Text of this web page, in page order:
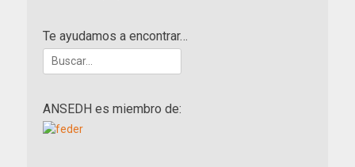
Te ayudamos a encontrar…
Buscar:
ANSEDH es miembro de: